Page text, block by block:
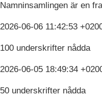
Namninsamlingen är en
2026-06-06 11:42:53
100 underskrifter nådda
2026-06-05 18:49:34
50 underskrifter nådda